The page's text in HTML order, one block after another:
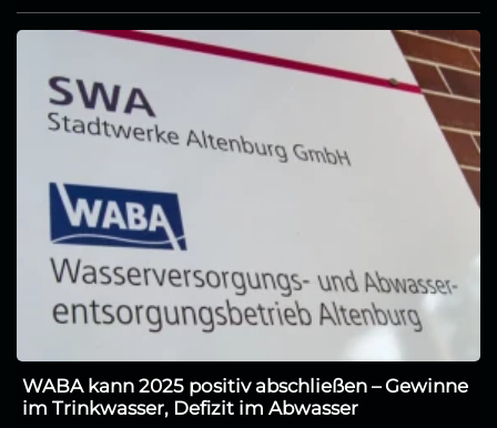
WABA kann 2025 positiv abschließen – Gewinne
im Trinkwasser, Defizit im Abwasser